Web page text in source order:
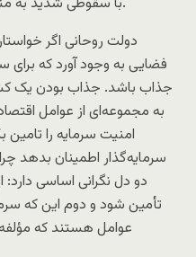
دولت روحانی اگر
فضایی به وجود آورد که برای
جذاب باشد. جذاب بودن یک
به مجموعه‌ای از عوامل
امنیت سرمایه را
سرمایه‌گذار اطمینان بدهد
دو دل‌ نگرانی اساسی
تأمین شود و دوم این که
عوامل هستند که